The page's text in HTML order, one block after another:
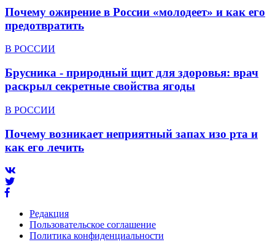
Почему ожирение в России «молодеет» и как его
предотвратить
В РОССИИ
Брусника - природный щит для здоровья: врач
раскрыл секретные свойства ягоды
В РОССИИ
Почему возникает неприятный запах изо рта и
как его лечить
Редакция
Пользовательское соглашение
Политика конфиденциальности